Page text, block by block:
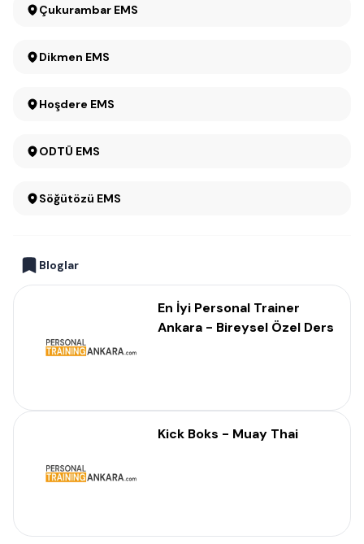
Çukurambar EMS
Dikmen EMS
Hoşdere EMS
ODTÜ EMS
Söğütözü EMS
Bloglar
En İyi Personal Trainer
Ankara - Bireysel Özel Ders
Kick Boks - Muay Thai